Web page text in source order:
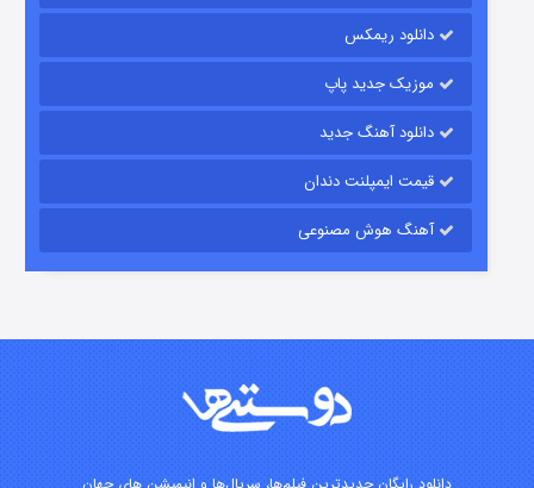
قسمت
قسمت۱۵ (دوبله) منتشر شد
دانلود ریمکس
موزیک جدید پاپ
دانلود آهنگ جدید
قیمت ایمپلنت دندان
آهنگ هوش مصنوعی